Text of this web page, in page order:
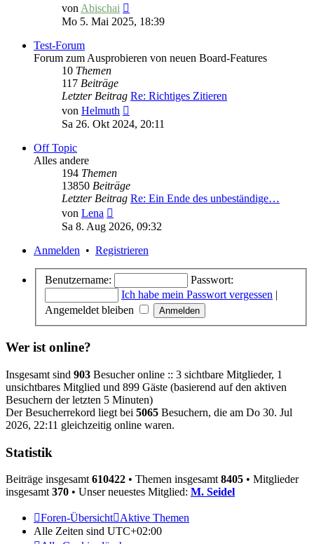
von Abischai
Beitrag
Mo 5. Mai 2025, 18:39
Test-Forum
Forum zum Ausprobieren von neuen Board-Features
10 Themen
117 Beiträge
Letzter Beitrag Re: Richtiges Zitieren
von Helmuth
Beitrag
Sa 26. Okt 2024, 20:11
Off Topic
Alles andere
194 Themen
13850 Beiträge
Letzter Beitrag Re: Ein Ende des unbeständige…
von Lena
Beitrag
Sa 8. Aug 2026, 09:32
Anmelden • Registrieren
Benutzername:
Passwort:
Ich habe mein Passwort vergessen |
Angemeldet bleiben
Wer ist online?
Insgesamt sind 903 Besucher online :: 3 sichtbare Mitglieder, 1
unsichtbares Mitglied und 899 Gäste (basierend auf den aktiven
Besuchern der letzten 5 Minuten)
Der Besucherrekord liegt bei 5065 Besuchern, die am Do 30. Jul
2026, 22:11 gleichzeitig online waren.
Statistik
Beiträge insgesamt 610422 • Themen insgesamt 8405 • Mitglieder
insgesamt 370 • Unser neuestes Mitglied: M. Seidel
Foren-Übersicht
Aktive Themen
Alle Zeiten sind UTC+02:00